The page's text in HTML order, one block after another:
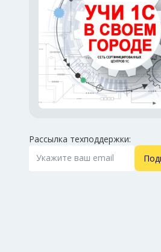
Рассылка техподдержки: